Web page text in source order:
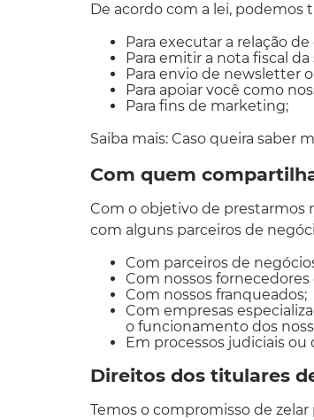
De acordo com a lei, podemos
Para executar a relação
Para emitir a nota fiscal
Para envio de newsletter
Para apoiar você como
Para fins de marketing;
Saiba mais: Caso queira saber
Com quem
Com o objetivo de prestarmos
com alguns parceiros de
Com parceiros de
Com nossos fornecedores
Com nossos franqueados;
Com empresas
o funcionamento dos
Em processos judiciais
Direitos dos titulares
Temos o compromisso de